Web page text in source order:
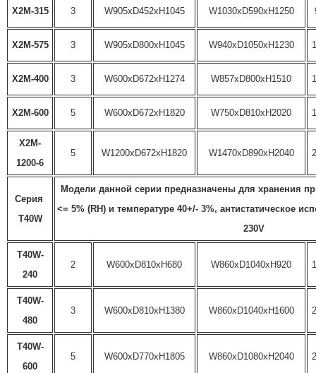
X2M-315 3 W905xD452xH1045 W1030xD590xH1250
X2M-575 3 W905xD800xH1045 W940xD1050xH1230
X2M-400 3 W600xD672xH1274 W857xD800xH1510
X2M-600 5 W600xD672xH1820 W750xD810xH2020
X2M-
1200-6
5 W1200xD672xH1820 W1470xD890xH2040
Серия
T40W
Модели данной серии предназначены для хранения
<= 5% (RH) и температуре 40+/- 3%, антистатическое
230V
T40W-
240
2 W600xD810xH680 W860xD1040xH920
T40W-
480
3 W600xD810xH1380 W860xD1040xH1600
T40W-
600
5 W600xD770xH1805 W860xD1080xH2040